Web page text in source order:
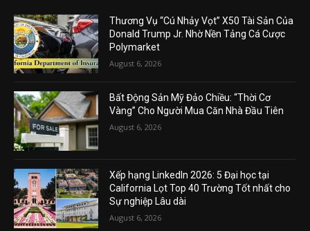
Thương Vụ “Cú Nhảy Vọt” X50 Tài Sản Của
Donald Trump Jr. Nhờ Nền Tảng Cá Cược
Polymarket
August 6, 2026
Bất Động Sản Mỹ Đảo Chiều: “Thời Cơ
Vàng” Cho Người Mua Căn Nhà Đầu Tiên
August 6, 2026
Xếp hạng LinkedIn 2026: 5 Đại học tại
California Lọt Top 40 Trường Tốt nhất cho
Sự nghiệp Lâu dài
August 6, 2026